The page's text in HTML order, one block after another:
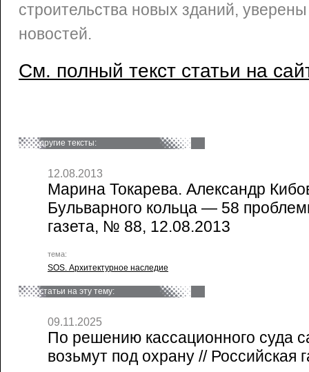
строительства новых зданий,
новостей.
См. полный текст статьи на
другие тексты:
12.08.2013
Марина Токарева. Александр
Бульварного кольца — 58
газета, № 88, 12.08.2013
тема:
SOS. Архитектурное наследие
статьи на эту тему:
09.11.2025
По решению кассационного суда
возьмут под охрану // Российская